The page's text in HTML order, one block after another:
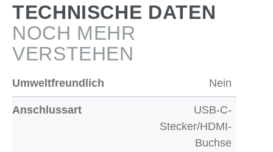
TECHNISCHE DATEN
NOCH MEHR
VERSTEHEN
Umweltfreundlich Nein
Anschlussart
USB-C-
Stecker/HDMI-
Buchse